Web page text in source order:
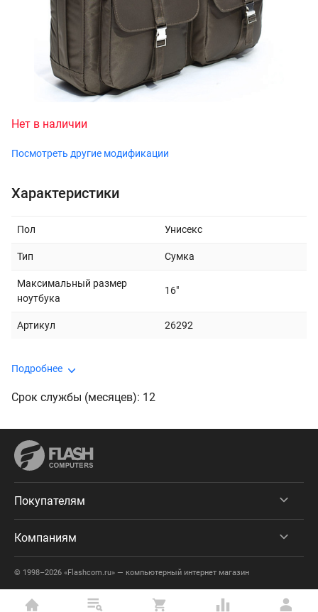
Нет в наличии
Посмотреть другие модификации
Характеристики
Пол Унисекс
Тип Сумка
Максимальный размер
ноутбука
16"
Артикул 26292
Подробнее
Срок службы (месяцев): 12
Покупателям
Компаниям
© 1998–2026 «Flashcom.ru» — компьютерный интернет магазин